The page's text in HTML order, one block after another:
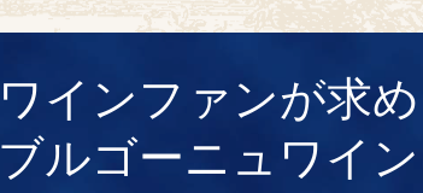
ワインファンが求
ブルゴーニュワイ